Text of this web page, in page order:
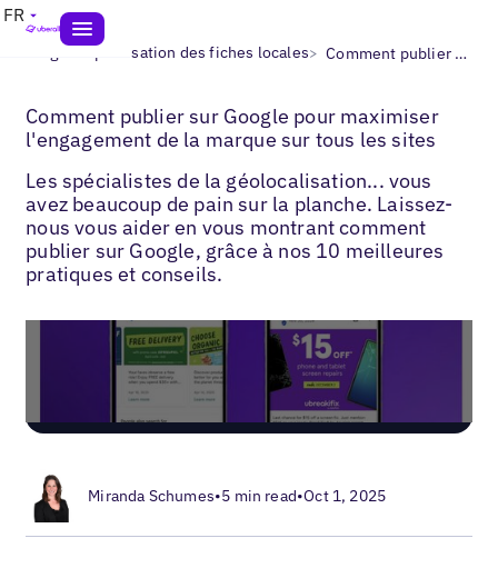
FR
Blogs> Optimisation des fiches locales> Comment publier sur Google
Comment publier sur Google pour maximiser
l'engagement de la marque sur tous les sites
Les spécialistes de la géolocalisation... vous
avez beaucoup de pain sur la planche. Laissez-
nous vous aider en vous montrant comment
publier sur Google, grâce à nos 10 meilleures
pratiques et conseils.
Miranda Schumes•5 min read•Oct 1, 2025